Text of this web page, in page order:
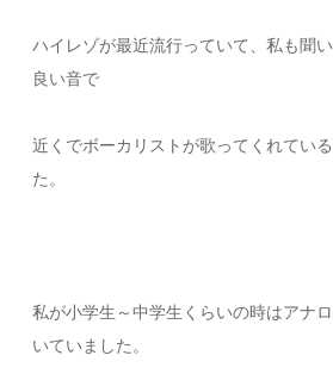
ハイレゾが最近流行っていて、私も聞
良い音で
近くでボーカリストが歌ってくれてい
た。
私が小学生～中学生くらいの時はアナ
いていました。